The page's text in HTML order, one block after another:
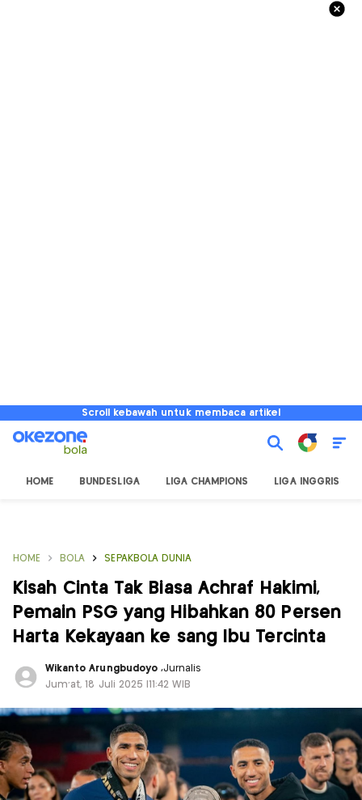
Scroll kebawah untuk membaca artikel
HOME BUNDESLIGA LIGA CHAMPIONS LIGA INGGRIS
HOME BOLA SEPAKBOLA DUNIA
Kisah Cinta Tak Biasa Achraf Hakimi,
Pemain PSG yang Hibahkan 80 Persen
Harta Kekayaan ke sang Ibu Tercinta
Wikanto Arungbudoyo ,Jurnalis
Jum'at, 18 Juli 2025 |11:42 WIB